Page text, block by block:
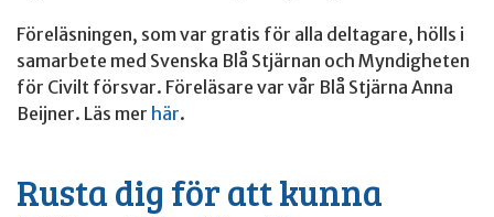
Föreläsningen, som var gratis för alla deltagare, hölls i
samarbete med Svenska Blå Stjärnan och Myndigheten
för Civilt försvar. Föreläsare var vår Blå Stjärna Anna
Beijner. Läs mer här.
Rusta dig för att kunna